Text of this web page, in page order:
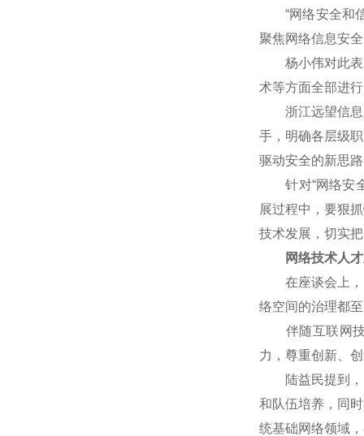
“网络安全和信
聚焦网络信息安
杨小伟对此表示
术等方面全部进
浙江远望信息股
手，明确各层级
驱动安全的新思
针对“网络安全
展过程中，要狠
技术发展，切实
网络技术人才
在座谈会上，网
络空间的治理都
伴随互联网技
力，尊重创新、
陆益民提到，
和队伍培养，同
统基础网络领域